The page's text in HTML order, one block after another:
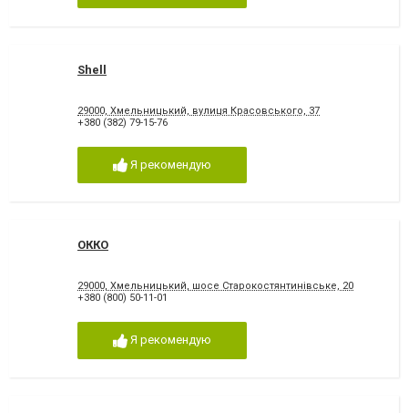
Shell
29000, Хмельницький, вулиця Красовського, 37
+380 (382) 79-15-76
Я рекомендую
ОККО
29000, Хмельницький, шосе Старокостянтинівське, 20
+380 (800) 50-11-01
Я рекомендую